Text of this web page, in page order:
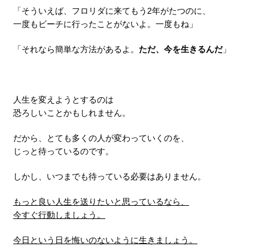
「そういえば、フロリダに来てもう2年がたつのに、
一度もビーチに行ったことがないよ。一度もね」
「それなら簡単な方法があるよ。 ただ、今を生きるんだ」
人生を変えようとするのは
恐ろしいことかもしれません。
だから、とても多くの人が変わっていくのを、
じっと待っているのです。
しかし、いつまでも待っている必要はありません。
もっと良い人生を送りたいと思っているなら、
今すぐ行動しましょう。
今日という日を悔いのないように生きましょう。